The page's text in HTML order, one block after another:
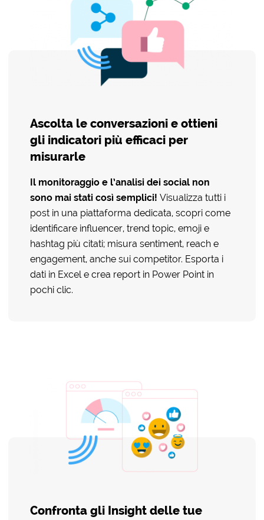
Ascolta le conversazioni e ottieni
gli indicatori più efficaci per
misurarle
Il monitoraggio e l’analisi dei social non
sono mai stati così semplici! Visualizza tutti i
post in una piattaforma dedicata, scopri come
identificare influencer, trend topic, emoji e
hashtag più citati; misura sentiment, reach e
engagement, anche sui competitor. Esporta i
dati in Excel e crea report in Power Point in
pochi clic.
Confronta gli Insight delle tue